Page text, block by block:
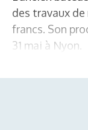
des travaux
francs. Son
31 mai à Nyon.